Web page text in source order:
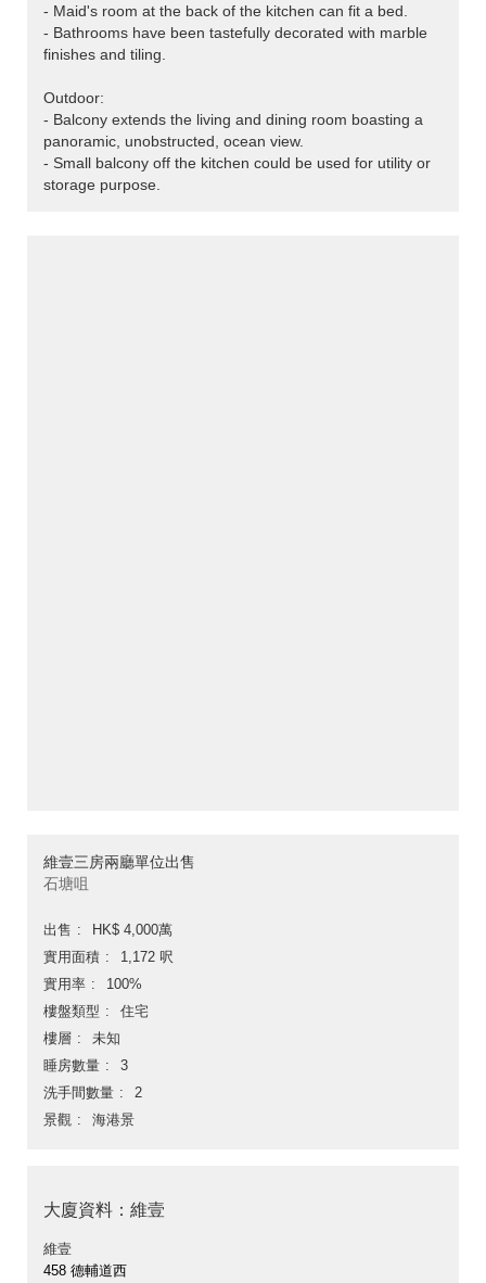
- Maid's room at the back of the kitchen can fit a bed.
- Bathrooms have been tastefully decorated with marble
finishes and tiling.
Outdoor:
- Balcony extends the living and dining room boasting a
panoramic, unobstructed, ocean view.
- Small balcony off the kitchen could be used for utility or
storage purpose.
維壹三房兩廳單位出售
石塘咀
出售
HK$ 4,000萬
實用面積
1,172 呎
實用率
100%
樓盤類型
住宅
樓層
未知
睡房數量
3
洗手間數量
2
景觀
海港景
大廈資料：維壹
維壹
458 德輔道西